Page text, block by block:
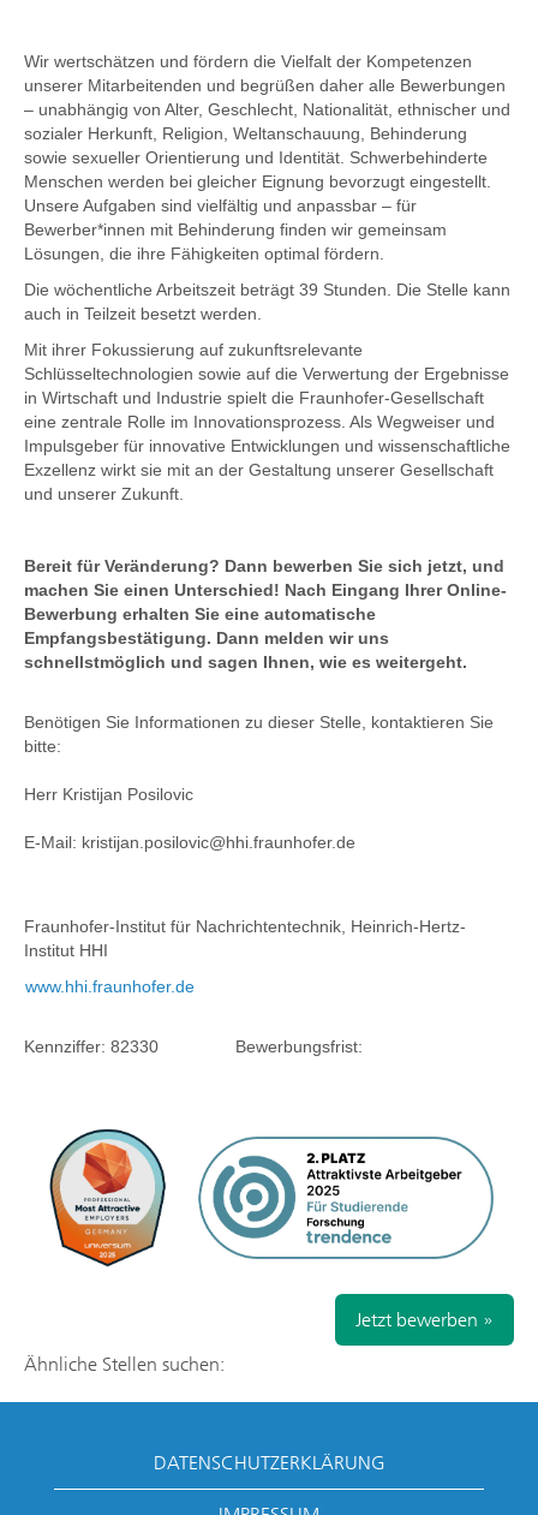
Wir wertschätzen und fördern die Vielfalt der Kompetenzen
unserer Mitarbeitenden und begrüßen daher alle Bewerbungen
– unabhängig von Alter, Geschlecht, Nationalität, ethnischer und
sozialer Herkunft, Religion, Weltanschauung, Behinderung
sowie sexueller Orientierung und Identität. Schwerbehinderte
Menschen werden bei gleicher Eignung bevorzugt eingestellt.
Unsere Aufgaben sind vielfältig und anpassbar – für
Bewerber*innen mit Behinderung finden wir gemeinsam
Lösungen, die ihre Fähigkeiten optimal fördern.
Die wöchentliche Arbeitszeit beträgt 39 Stunden. Die Stelle kann
auch in Teilzeit besetzt werden.
Mit ihrer Fokussierung auf zukunftsrelevante
Schlüsseltechnologien sowie auf die Verwertung der Ergebnisse
in Wirtschaft und Industrie spielt die Fraunhofer-Gesellschaft
eine zentrale Rolle im Innovationsprozess. Als Wegweiser und
Impulsgeber für innovative Entwicklungen und wissenschaftliche
Exzellenz wirkt sie mit an der Gestaltung unserer Gesellschaft
und unserer Zukunft.
Bereit für Veränderung? Dann bewerben Sie sich jetzt, und
machen Sie einen Unterschied! Nach Eingang Ihrer Online-
Bewerbung erhalten Sie eine automatische
Empfangsbestätigung. Dann melden wir uns
schnellstmöglich und sagen Ihnen, wie es weitergeht.
Benötigen Sie Informationen zu dieser Stelle, kontaktieren Sie
bitte:
Herr Kristijan Posilovic
E-Mail: kristijan.posilovic@hhi.fraunhofer.de
Fraunhofer-Institut für Nachrichtentechnik, Heinrich-Hertz-
Institut HHI
www.hhi.fraunhofer.de
Kennziffer: 82330 Bewerbungsfrist:
Jetzt bewerben »
Ähnliche Stellen suchen:
DATENSCHUTZERKLÄRUNG